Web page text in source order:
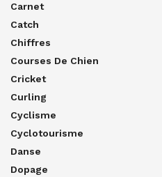
Carnet
Catch
Chiffres
Courses De Chien
Cricket
Curling
Cyclisme
Cyclotourisme
Danse
Dopage